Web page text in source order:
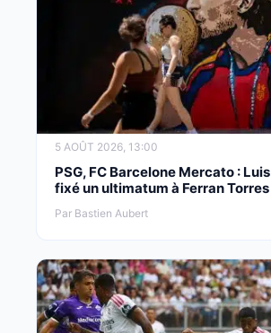
5 AOÛT 2026, 13:00
PSG, FC Barcelone Mercato :
fixé un ultimatum à Ferran Torres
Par Bastien Aubert